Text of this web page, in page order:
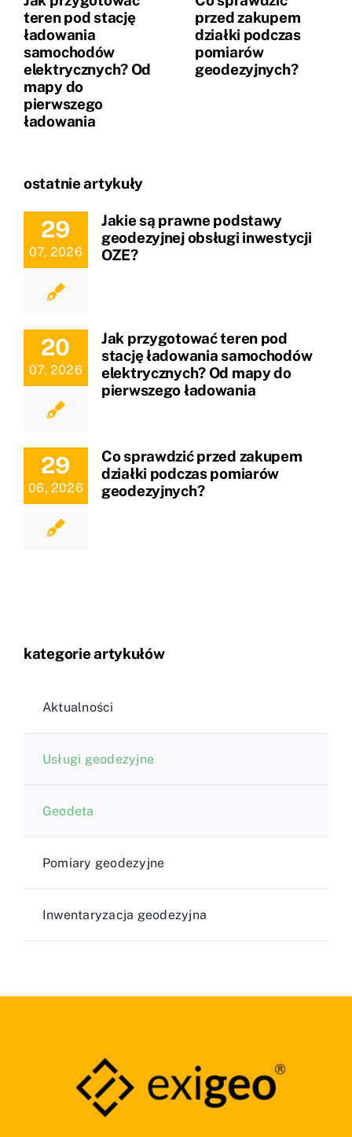
teren pod stację
ładowania
samochodów
elektrycznych? Od
mapy do
pierwszego
ładowania
przed zakupem
działki podczas
pomiarów
geodezyjnych?
ostatnie artykuły
29
07, 2026
Jakie są prawne podstawy
geodezyjnej obsługi inwestycji
OZE?
20
07, 2026
Jak przygotować teren pod
stację ładowania samochodów
elektrycznych? Od mapy do
pierwszego ładowania
29
06, 2026
Co sprawdzić przed zakupem
działki podczas pomiarów
geodezyjnych?
kategorie artykułów
Aktualności
Usługi geodezyjne
Geodeta
Pomiary geodezyjne
Inwentaryzacja geodezyjna